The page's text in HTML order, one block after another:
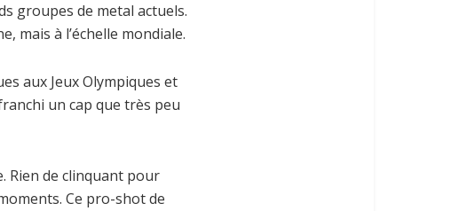
groupes de metal actuels.
mais à l’échelle mondiale.
aux Jeux Olympiques et
un cap que très peu
Rien de clinquant pour
Ce pro-shot de